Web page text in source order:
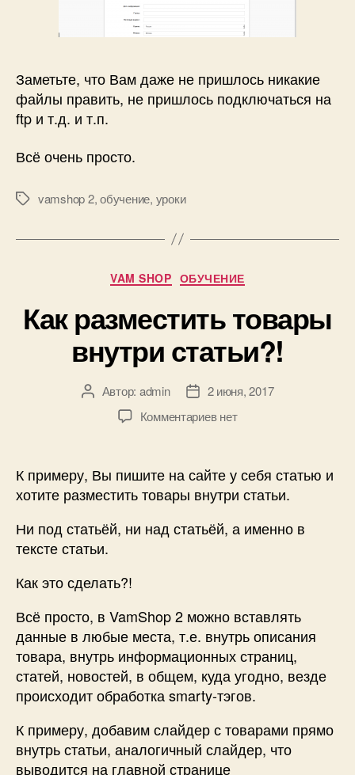
Заметьте, что Вам даже не пришлось никакие
файлы править, не пришлось подключаться на
ftp и т.д. и т.п.
Всё очень просто.
Меткиvamshop 2,обучение, уроки
Рубрики
VAM SHOP ОБУЧЕНИЕ
Как разместить товары
внутри статьи?!
Автор
записи
Автор: admin
Дата2 июня, 2017
Комментариевк
разместить
товары
внутри
статьи?!
нет
К примеру, Вы пишите на сайте у себя статью и
хотите разместить товары внутри статьи.
Ни под статьёй, ни над статьёй, а именно в
тексте статьи.
Как это сделать?!
Всё просто, в VamShop 2 можно вставлять
данные в любые места, т.е. внутрь описания
товара, внутрь информационных страниц,
статей, новостей, в общем, куда угодно, везде
происходит обработка smarty-тэгов.
К примеру, добавим слайдер с товарами прямо
внутрь статьи, аналогичный слайдер, что
выводится на главной странице